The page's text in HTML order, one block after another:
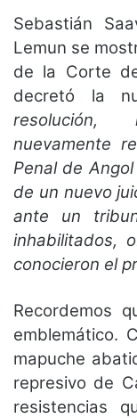
Sebastián
Lemun se
de la Corte
decretó la
resolución,
nuevamente
Penal de
de un nuevo
ante un
inhabilitados,
conocieron el
Recordemos
emblemático.
mapuche
represivo de
resistencias